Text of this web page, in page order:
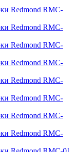
Redmond RMC-
Redmond RMC-
Redmond RMC-
Redmond RMC-
Redmond RMC-
Redmond RMC-
Redmond RMC-
Redmond RMC-